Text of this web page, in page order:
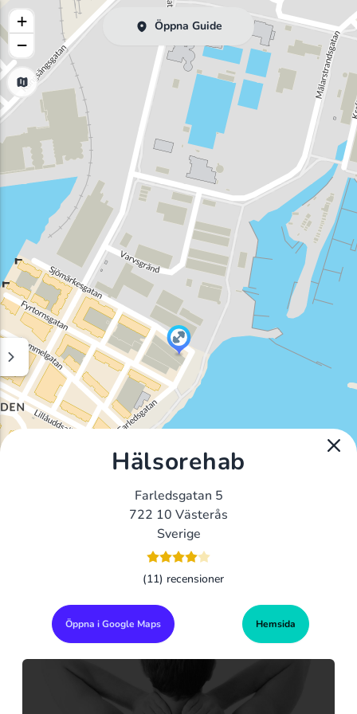
Öppna Guide
+
−
Hälsorehab
Farledsgatan 5
722 10 Västerås
Sverige
(11) recensioner
Öppna i Google Maps Hemsida
Alla Gym I Sverige Sveriges Ledande Gymkedjor